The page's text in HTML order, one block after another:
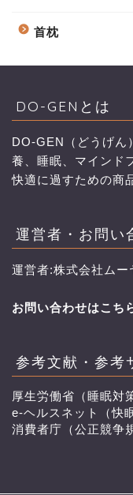
首枕
DO-GENとは
DO-GEN（どうげん
養、睡眠、マインド
快適に過すための商
運営者・お問
運営者:株式会社ムー
お問い合わせはこち
参考文献・参考
厚生労働省（睡眠対
e-ヘルスネット（快
消費者庁（公正競争